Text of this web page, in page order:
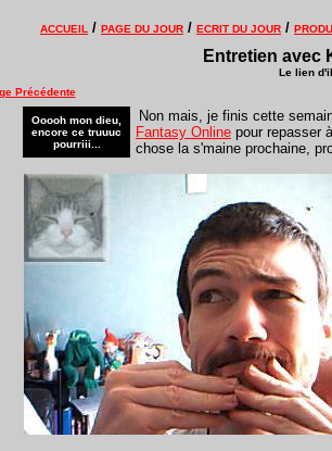
ACCUEIL / PAGE DU JOUR / ECRIT DU JOUR /
Entretien avec
Le lien
Précédente
Ooooh mon dieu,
encore ce truuuc
pourriii...
Non mais, je finis cette
Fantasy Online pour repasser
chose la s'maine prochaine,